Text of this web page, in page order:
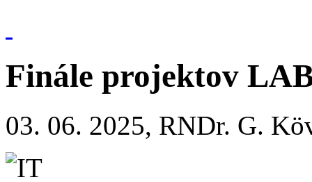
Finále projektov
03. 06. 2025, RNDr. G.